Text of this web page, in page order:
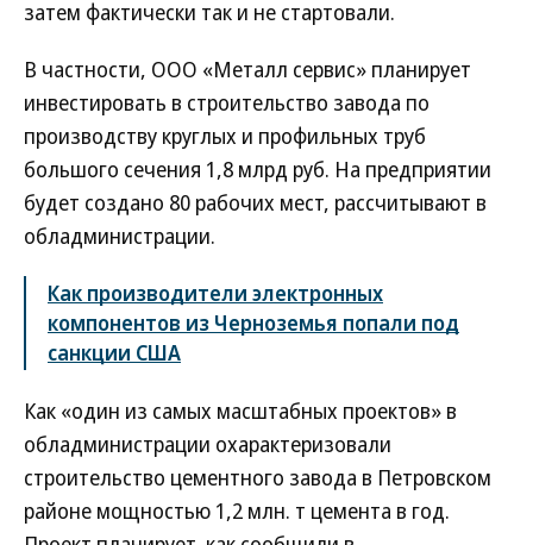
затем фактически так и не стартовали.
В частности, ООО «Металл сервис» планирует
инвестировать в строительство завода по
производству круглых и профильных труб
большого сечения 1,8 млрд руб. На предприятии
будет создано 80 рабочих мест, рассчитывают в
обладминистрации.
Как производители электронных
компонентов из Черноземья попали под
санкции США
Как «один из самых масштабных проектов» в
обладминистрации охарактеризовали
строительство цементного завода в Петровском
районе мощностью 1,2 млн. т цемента в год.